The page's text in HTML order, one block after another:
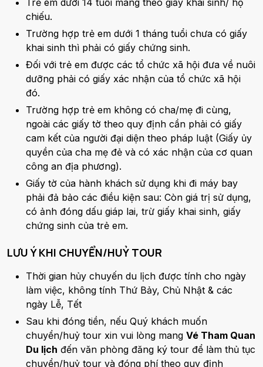
Trẻ em dưới 14 tuổi mang theo giấy khai sinh/ hộ
chiếu.
Trường hợp trẻ em dưới 1 tháng tuổi chưa có giấy
khai sinh thì phải có giấy chứng sinh.
Đối với trẻ em được các tổ chức xã hội đưa về nuôi
dưỡng phải có giấy xác nhận của tổ chức xã hội
đó.
Trường hợp trẻ em không có cha/mẹ đi cùng,
ngoài các giấy tờ theo quy định cần phải có giấy
cam kết của người đại diện theo pháp luật (Giấy ủy
quyền của cha mẹ đẻ và có xác nhận của cơ quan
công an địa phương).
Giấy tờ của hành khách sử dụng khi đi máy bay
phải đả bảo các điều kiện sau: Còn giá trị sử dụng,
có ảnh đóng dấu giáp lai, trừ giấy khai sinh, giấy
chứng sinh của trẻ em.
LƯU Ý KHI CHUYỂN/HUỶ TOUR
Thời gian hủy chuyến du lịch được tính cho ngày
làm việc, không tính Thứ Bảy, Chủ Nhật & các
ngày Lễ, Tết
Sau khi đóng tiền, nếu Quý khách muốn
chuyển/huỷ tour xin vui lòng mang Vé Tham Quan
Du lịch đến văn phòng đăng ký tour để làm thủ tục
chuyển/huỷ tour và đóng phí theo quy định